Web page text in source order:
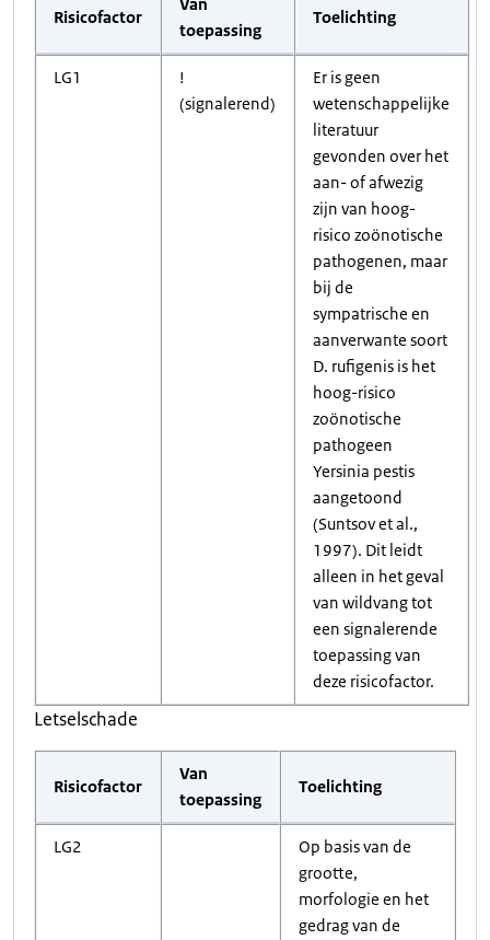
Risicofactor
toepassing
Toelichting
LG1
!
(signalerend)
Er is geen
wetenschappelijke
literatuur
gevonden over het
aan- of afwezig
zijn van hoog-
risico zoönotische
pathogenen, maar
bij de
sympatrische en
aanverwante soort
D. rufigenis is het
hoog-risico
zoönotische
pathogeen
Yersinia pestis
aangetoond
(Suntsov et al.,
1997). Dit leidt
alleen in het geval
van wildvang tot
een signalerende
toepassing van
deze risicofactor.
Letselschade
Risicofactor
Van
toepassing
Toelichting
LG2
Op basis van de
grootte,
morfologie en het
gedrag van de